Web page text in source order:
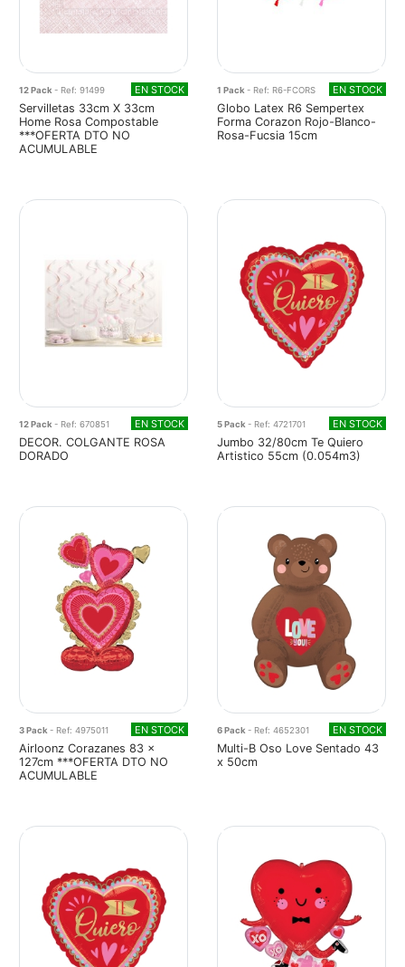
12 Pack - Ref: 91499 EN STOCK
Servilletas 33cm X 33cm
Home Rosa Compostable
***OFERTA DTO NO
ACUMULABLE
1 Pack - Ref: R6-FCORS EN STOCK
Globo Latex R6 Sempertex
Forma Corazon Rojo-Blanco-
Rosa-Fucsia 15cm
12 Pack - Ref: 670851 EN STOCK
DECOR. COLGANTE ROSA
DORADO
5 Pack - Ref: 4721701 EN STOCK
Jumbo 32/80cm Te Quiero
Artistico 55cm (0.054m3)
3 Pack - Ref: 4975011 EN STOCK
Airloonz Corazanes 83 x
127cm ***OFERTA DTO NO
ACUMULABLE
6 Pack - Ref: 4652301 EN STOCK
Multi-B Oso Love Sentado 43
x 50cm